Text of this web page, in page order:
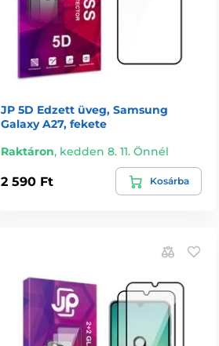
JP 5D Edzett üveg, Samsung
Galaxy A27, fekete
Raktáron, kedden 8. 11. Önnél
2 590 Ft Kosárba